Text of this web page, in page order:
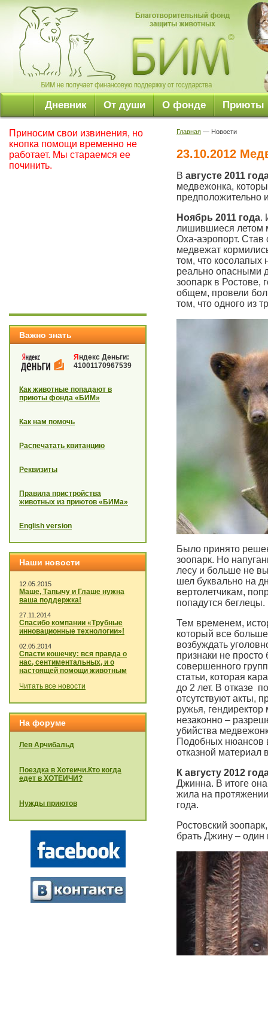
Дневник От души О фонде Приюты
Приносим свои извинения, но
кнопка помощи временно не
работает. Мы стараемся ее
починить.
Важно знать
Я ндекс Деньги:
41001170967539
Как животные попадают в
приюты фонда «БИМ»
Как нам помочь
Распечатать квитанцию
Реквизиты
Правила пристройства
животных из приютов «БИМа»
English version
Наши новости
12.05.2015
Маше, Тапычу и Глаше нужна
ваша поддержка!
27.11.2014
Спасибо компании «Трубные
инновационные технологии»!
02.05.2014
Спасти кошечку: вся правда о
нас, сентиментальных, и о
настоящей помощи животным
Читать все новости
На форуме
Лев Арчибальд
Поездка в Хотеичи.Кто когда
едет в ХОТЕИЧИ?
Нужды приютов
Главная — Новости
23.10.2012
В августе 2011
медвежонка,
предположительно
Ноябрь 2011 года.
лишившиеся летом
Оха-аэропорт. Став
медвежат
том, что косолапых
реально опасными
зоопарк в Ростове,
общем, провели
том, что одного из
Было принято
зоопарк. Но
лесу и больше не
шел буквально на
вертолетчикам,
попадутся беглецы.
Тем временем,
который все
возбуждать
признаки не
совершенного
статьи, которая
до 2 лет. В отказе
отсутствуют акты,
ружья,
незаконно –
убийства
Подобных нюансов
отказной материал
К августу 2012
Джинна. В итоге
жила на
года.
Ростовский
брать Джину –